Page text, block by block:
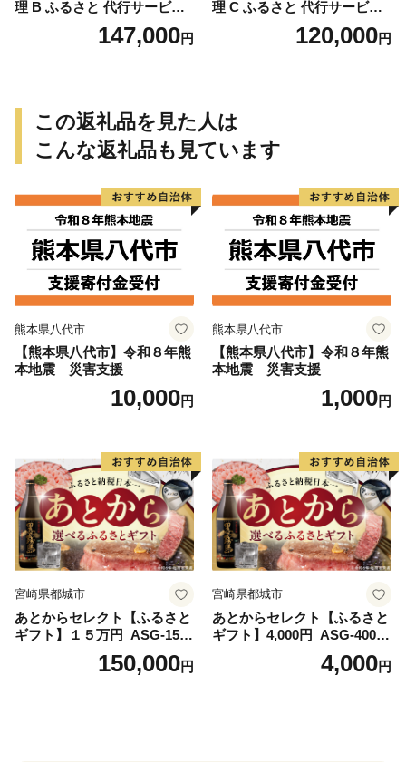
理 B ふるさと 代行サービス
1時間 程度 × 12回 建物 外部
状況 確認 2ヶ月に1回 雨漏り
助言 愛知県 小牧市
147,000円
理 C ふるさと 代行サービス
2時間 程度 × 6回 建物 外部
状況 確認 2ヶ月に1回 雨漏り
助言 愛知県 小牧市
120,000円
この返礼品を見た人は
こんな返礼品も見ています
熊本県八代市
【熊本県八代市】令和８年熊
本地震 災害支援
10,000円
熊本県八代市
【熊本県八代市】令和８年熊
本地震 災害支援
1,000円
宮崎県都城市
あとからセレクト【ふるさと
ギフト】１５万円_ASG-1500
150,000円
宮崎県都城市
あとからセレクト【ふるさと
ギフト】4,000円_ASG-4000_
(都城市) 後から選べる返礼品
ギフト ギフトポイント 品数2
4,000円